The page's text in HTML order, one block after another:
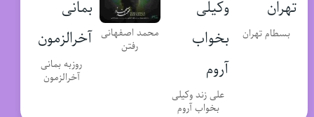
بسطام تهران
علی زند وکیلی
بخواب آروم
محمد اصفهانی
رفتن
روزبه بمانی
آخرالزمون